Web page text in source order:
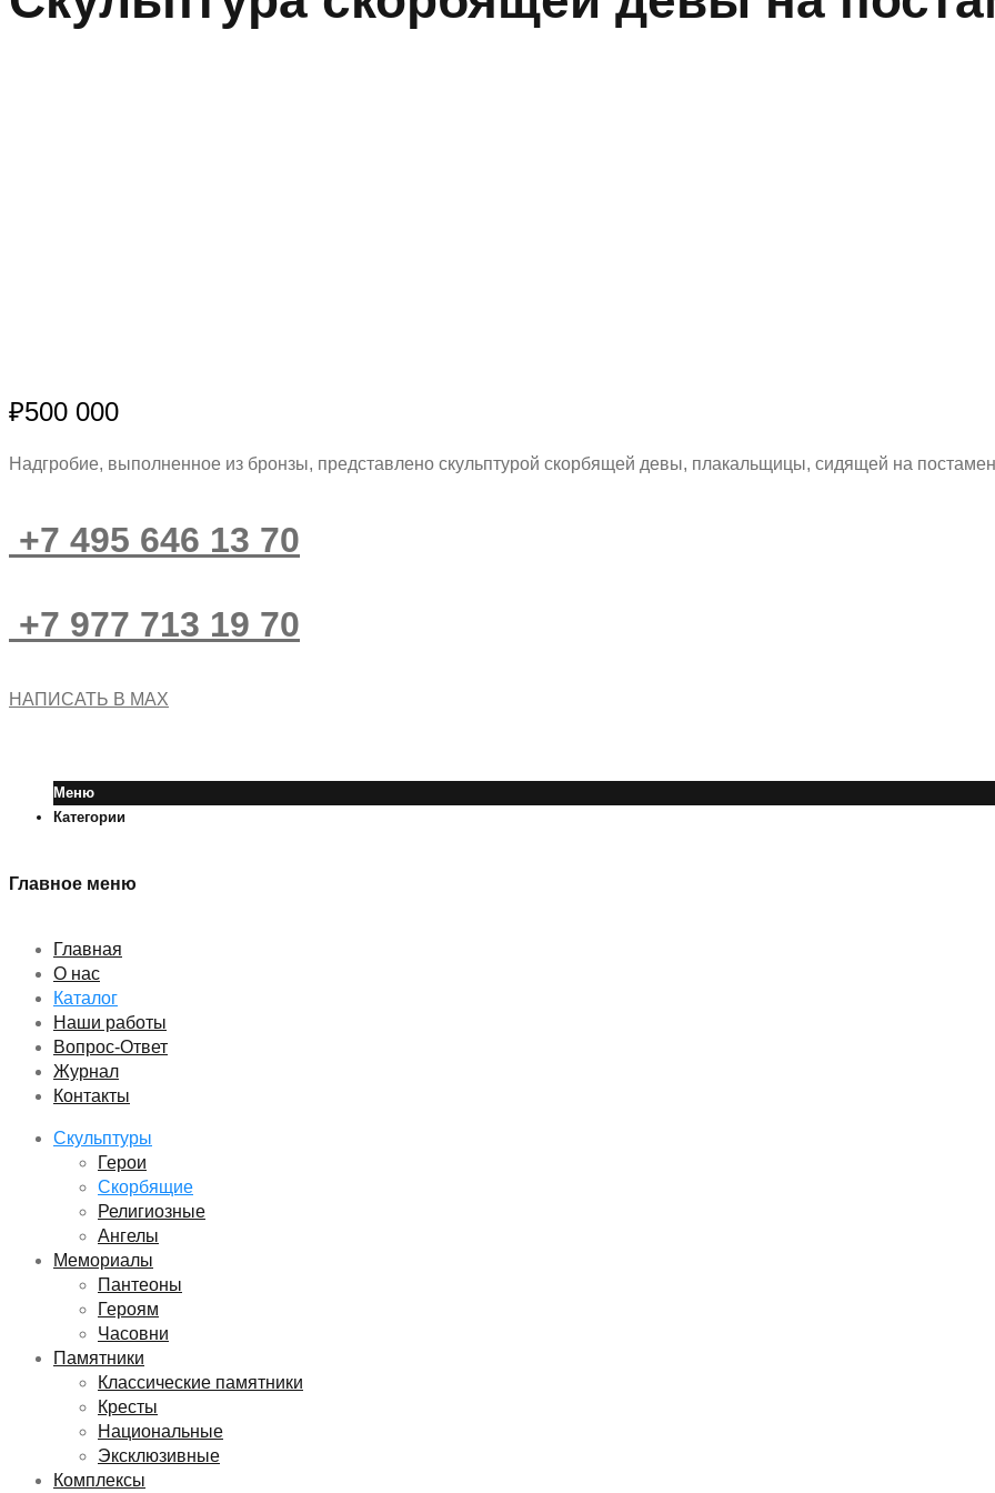
₽500 000
Надгробие, выполненное из бронзы, представлено скульптурой скорбящей девы, плакальщицы, сидящей на
+7 495 646 13 70
+7 977 713 19 70
НАПИСАТЬ В MAX
Меню
Категории
Главное меню
Главная
О нас
Каталог
Наши работы
Вопрос-Ответ
Журнал
Контакты
Скульптуры
Герои
Скорбящие
Религиозные
Ангелы
Мемориалы
Пантеоны
Героям
Часовни
Памятники
Классические памятники
Кресты
Национальные
Эксклюзивные
Комплексы